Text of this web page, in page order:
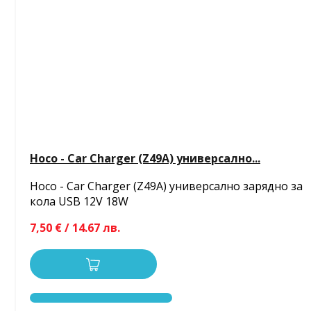
Hoco - Car Charger (Z49A) универсално...
Hoco - Car Charger (Z49A) универсално зарядно за
кола USB 12V 18W
7,50 € / 14.67 лв.